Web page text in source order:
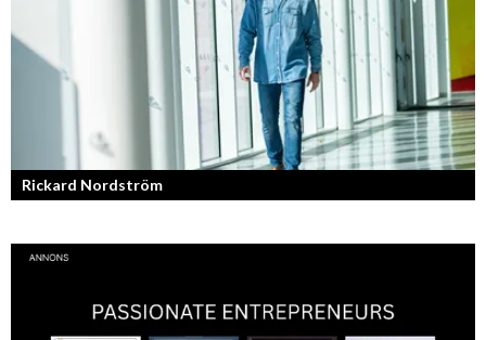
Rickard Nordström
Läraren som omfamnar sociala medier.